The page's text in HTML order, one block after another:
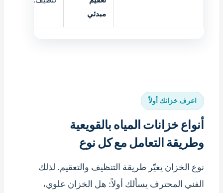
مبدئي
اعرف خزانك أولاً
أنواع خزانات المياه بالقويعية
وطريقة التعامل مع كل نوع
نوع الخزان يغيّر طريقة التنظيف والتعقيم. لذلك
الفني المحترف يسألك أولاً: هل الخزان علوي،